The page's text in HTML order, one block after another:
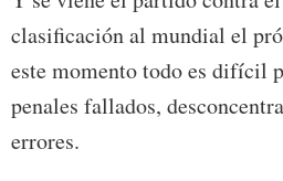
clasificación al mundial el
este momento todo es difícil
penales fallados,
errores.